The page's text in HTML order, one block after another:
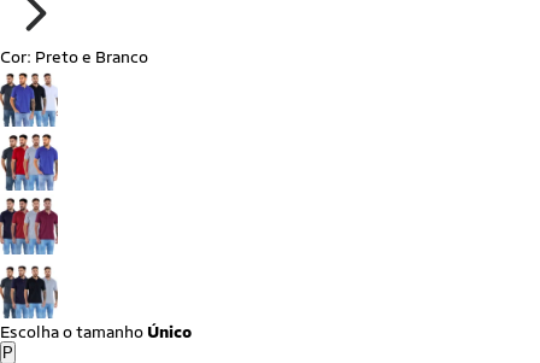
Cor: Preto e Branco
Escolha otamanho Único
P